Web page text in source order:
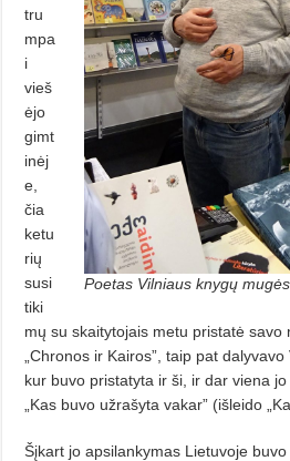
Poetas Vilniaus knygų
tru
mpa
i
vieš
ėjo
gimt
inėj
e,
čia
ketu
rių
susi
tiki
mų su skaitytojais metu pristatė savo
„Chronos ir Kairos”, taip pat
kur buvo pristatyta ir ši, ir dar viena
„Kas buvo užrašyta vakar” (išleido
Šįkart jo apsilankymas Lietuvoje